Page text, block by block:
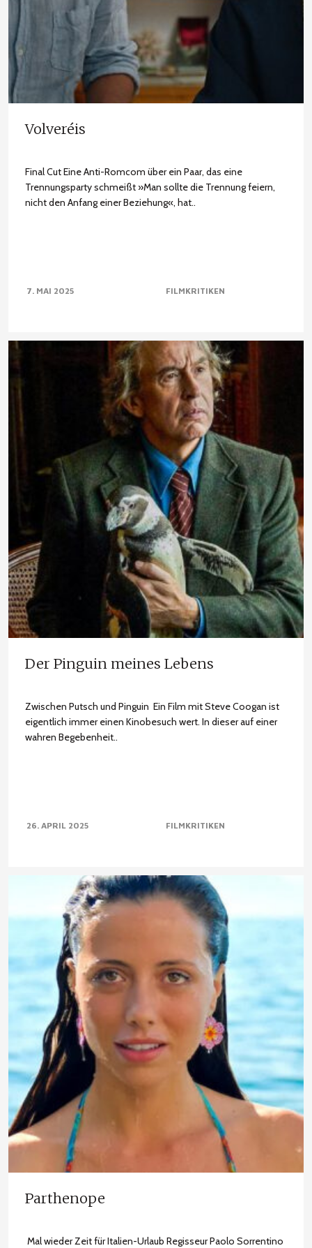
Volveréis
Final Cut Eine Anti-Romcom über ein Paar, das eine
Trennungsparty schmeißt »Man sollte die Trennung feiern,
nicht den Anfang einer Beziehung«, hat..
7. MAI 2025 FILMKRITIKEN
Der Pinguin meines Lebens
Zwischen Putsch und Pinguin Ein Film mit Steve Coogan ist
eigentlich immer einen Kinobesuch wert. In dieser auf einer
wahren Begebenheit..
26. APRIL 2025 FILMKRITIKEN
Parthenope
Mal wieder Zeit für Italien-Urlaub Regisseur Paolo Sorrentino